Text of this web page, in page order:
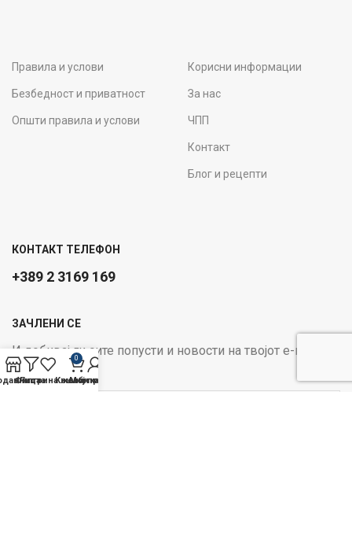
Правила и услови
Безбедност и приватност
Општи правила и услови
Корисни информации
За нас
ЧПП
Контакт
Блог и рецепти
КОНТАКТ ТЕЛЕФОН
+389 2 3169 169
ЗАЧЛЕНИ СЕ
И добивај ги сите попусти и новости на твојот е-маил
Email address:
Филтри
Листа на желби
0
Кошничка
Мој профил